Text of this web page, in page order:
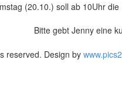
(20.10.) soll ab 10Uhr
Bitte gebt Jenny eine
reserved. Design by